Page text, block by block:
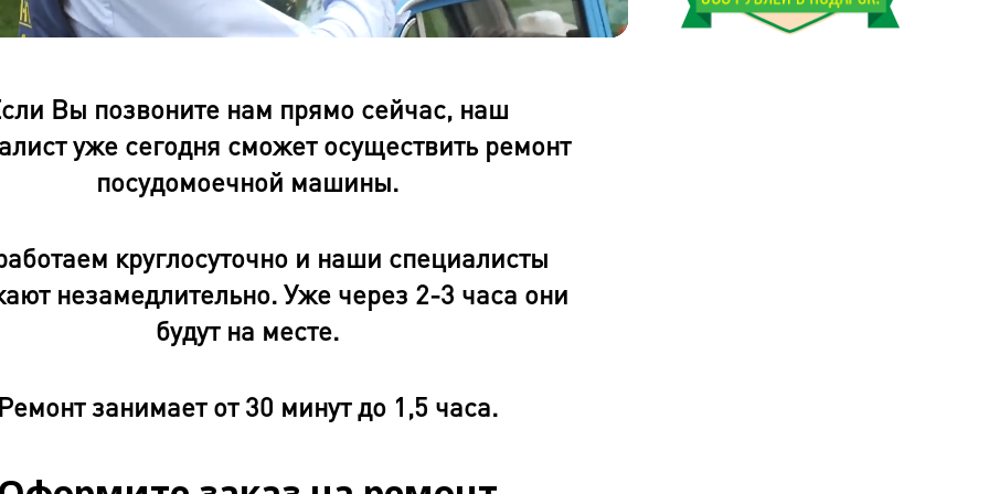
:
:
Оставшееся
Вы позвоните нам прямо сейчас, наш
уже сегодня сможет осуществить ремонт
посудомоечной машины.
круглосуточно и наши специалисты
незамедлительно. Уже через 2-3 часа они
будут на месте.
Ремонт занимает от 30 минут до 1,5 часа.